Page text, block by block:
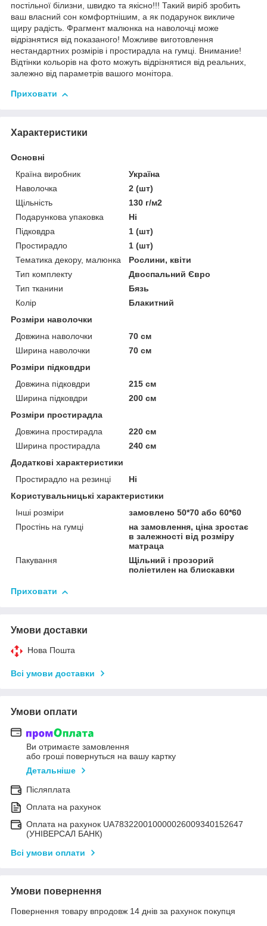
постільної білизни, швидко та якісно!!! Такий виріб зробить
ваш власний сон комфортнішим, а як подарунок викличе
щиру радість. Фрагмент малюнка на наволочці може
відрізнятися від показаного! Можливе виготовлення
нестандартних розмірів і простирадла на гумці. Внимание!
Відтінки кольорів на фото можуть відрізнятися від реальних,
залежно від параметрів вашого монітора.
Приховати
Характеристики
Основні
Країна виробник
Україна
Наволочка
2 (шт)
Щільність
130 г/м2
Подарункова упаковка
Ні
Підковдра
1 (шт)
Простирадло
1 (шт)
Тематика декору, малюнка
Рослини, квіти
Тип комплекту
Двоспальний Євро
Тип тканини
Бязь
Колір
Блакитний
Розміри наволочки
Довжина наволочки
70 см
Ширина наволочки
70 см
Розміри підковдри
Довжина підковдри
215 см
Ширина підковдри
200 см
Розміри простирадла
Довжина простирадла
220 см
Ширина простирадла
240 см
Додаткові характеристики
Простирадло на резинці
Ні
Користувальницькі характеристики
Інші розміри
замовлено 50*70 або 60*60
Простінь на гумці
на замовлення, ціна зростає
в залежності від розміру
матраца
Пакування
Щільний і прозорий
поліетилен на блискавки
Приховати
Умови доставки
Нова Пошта
Всі умови доставки
Умови оплати
Ви отримаєте замовлення
або гроші повернуться на вашу картку
Детальніше
Післяплата
Оплата на рахунок
Оплата на рахунок UA783220010000026009340152647
(УНІВЕРСАЛ БАНК)
Всі умови оплати
Умови повернення
Повернення товару впродовж 14 днів за рахунок покупця